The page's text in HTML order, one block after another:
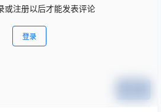
或注册以后才能发表评论
登录